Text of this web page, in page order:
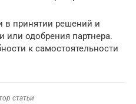
в принятии решений и
или одобрения партнера.
к самостоятельности
статьи